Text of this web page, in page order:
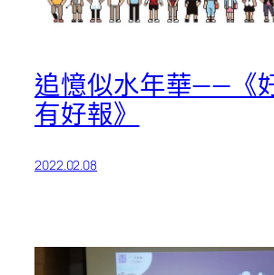
追憶似水年華——《
有好報》
2022.02.08